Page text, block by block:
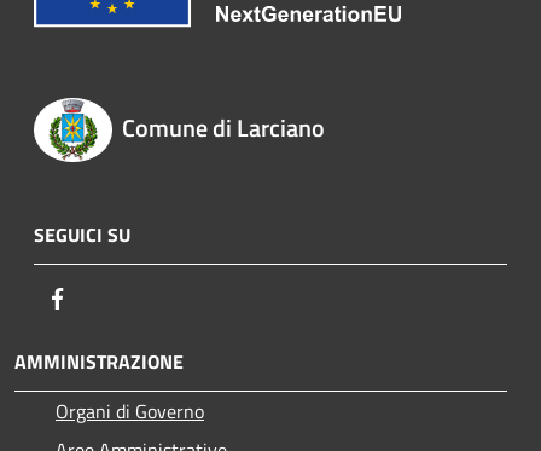
Comune di Larciano
SEGUICI SU
AMMINISTRAZIONE
Organi di Governo